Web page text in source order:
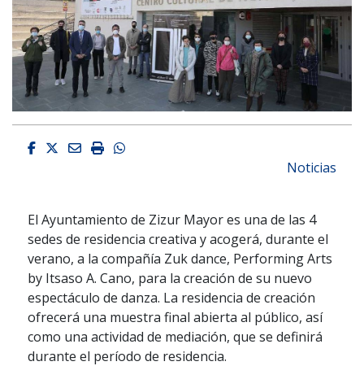
Facebook
Twitter
EmailImprimirWhatsapp
Noticias
El Ayuntamiento de Zizur Mayor es una de las 4
sedes de residencia creativa y acogerá, durante el
verano, a la compañía Zuk dance, Performing Arts
by Itsaso A. Cano, para la creación de su nuevo
espectáculo de danza. La residencia de creación
ofrecerá una muestra final abierta al público, así
como una actividad de mediación, que se definirá
durante el período de residencia.